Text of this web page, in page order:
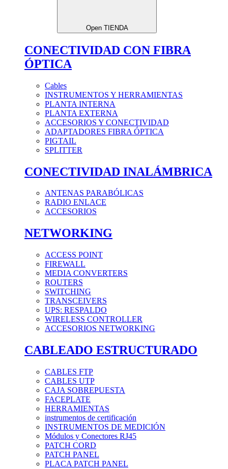
Open TIENDA
CONECTIVIDAD CON FIBRA
ÓPTICA
Cables
INSTRUMENTOS Y HERRAMIENTAS
PLANTA INTERNA
PLANTA EXTERNA
ACCESORIOS Y CONECTIVIDAD
ADAPTADORES FIBRA ÓPTICA
PIGTAIL
SPLITTER
CONECTIVIDAD INALÁMBRICA
ANTENAS PARABÓLICAS
RADIO ENLACE
ACCESORIOS
NETWORKING
ACCESS POINT
FIREWALL
MEDIA CONVERTERS
ROUTERS
SWITCHING
TRANSCEIVERS
UPS: RESPALDO
WIRELESS CONTROLLER
ACCESORIOS NETWORKING
CABLEADO ESTRUCTURADO
CABLES FTP
CABLES UTP
CAJA SOBREPUESTA
FACEPLATE
HERRAMIENTAS
instrumentos de certificación
INSTRUMENTOS DE MEDICIÓN
Módulos y Conectores RJ45
PATCH CORD
PATCH PANEL
PLACA PATCH PANEL